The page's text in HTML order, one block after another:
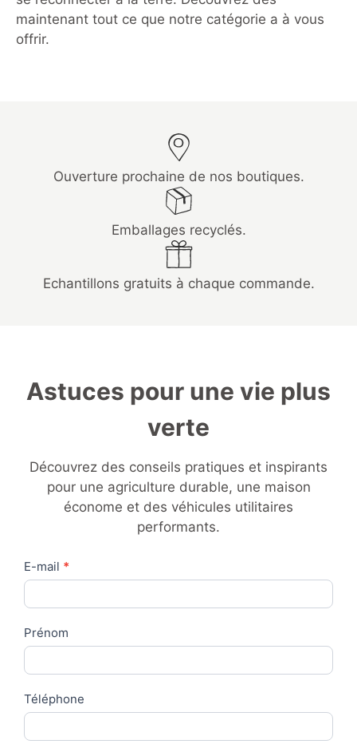
maintenant tout ce que notre catégorie a à vous
offrir.
Ouverture prochaine de nos boutiques.
Emballages recyclés.
Echantillons gratuits à chaque commande.
Astuces pour une vie plus
verte
Découvrez des conseils pratiques et inspirants
pour une agriculture durable, une maison
économe et des véhicules utilitaires
performants.
Contact
Us
E-mail *
Prénom
Téléphone